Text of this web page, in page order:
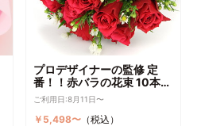
プロデザイナーの監修 定
番！！赤バラの花束 10本～
選択可能
ご利用日:8月11日〜
￥5,498〜 （税込）